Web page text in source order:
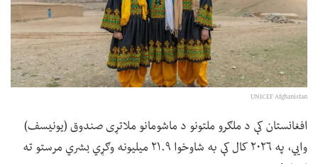
UNICEF Afghanistan
افغانستان کې د ملګرو ملتونو د ماشومانو ملاتړی صندوق (یونیسف)
وايي، په ۲۰۲۶ کال کې به شاوخوا ۲۱.۹ میلیونه وګړي بشري مرستو ته